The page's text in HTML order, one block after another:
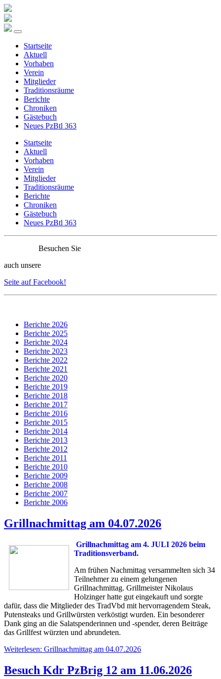
Startseite
Aktuell
Vorhaben
Verein
Mitglieder
Traditionsräume
Berichte
Chroniken
Gästebuch
Neues PzBtl 363
Startseite
Aktuell
Vorhaben
Verein
Mitglieder
Traditionsräume
Berichte
Chroniken
Gästebuch
Neues PzBtl 363
Besuchen Sie
auch unsere
Seite auf Facebook!
Berichte 2026
Berichte 2025
Berichte 2024
Berichte 2023
Berichte 2022
Berichte 2021
Berichte 2020
Berichte 2019
Berichte 2018
Berichte 2017
Berichte 2016
Berichte 2015
Berichte 2014
Berichte 2013
Berichte 2012
Berichte 2011
Berichte 2010
Berichte 2009
Berichte 2008
Berichte 2007
Berichte 2006
Grillnachmittag am 04.07.2026
Grillnachmittag am 4. JULI 2026 beim
Traditionsverband.
Am frühen Nachmittag versammelten sich 34
Teilnehmer zu einem gelungenen
Grillnachmittag. Grillmeister Nikolaus
Holzinger hatte gut eingekauft und sorgte
dafür, dass die Mitglieder des TradVbd mit hervorragendem Steak,
Putensteaks und Grillwürsten verköstigt wurden. Ein besonderer
Dank ging an die Salatspenderinnen und -spender, deren Beiträge
das Grillfest würzten und abrundeten.
Weiterlesen: Grillnachmittag am 04.07.2026
Besuch Kdr PzBrig 12 am 11.06.2026